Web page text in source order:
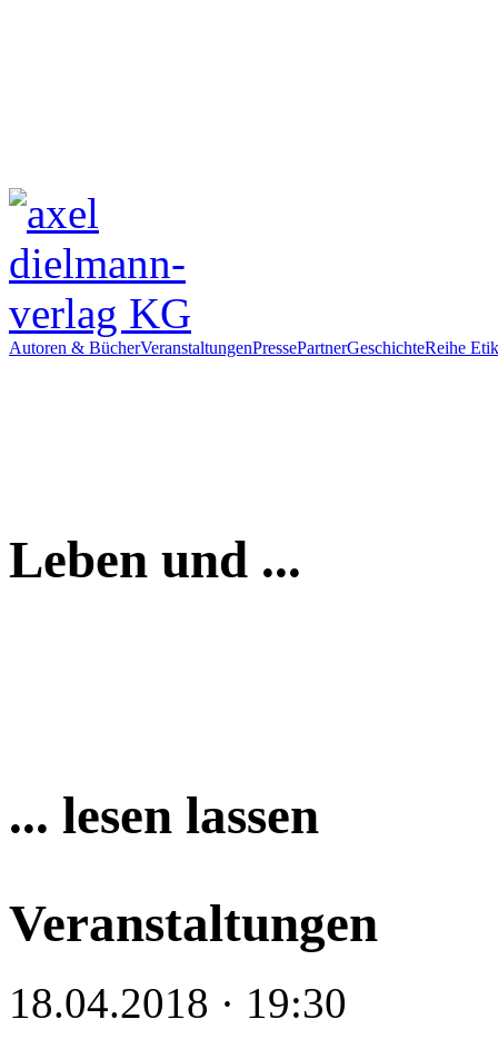
Autoren & BücherVeranstaltungenPressePartnerGeschichteReihe
Leben und ...
... lesen lassen
Veranstaltungen
18.04.2018 · 19:30